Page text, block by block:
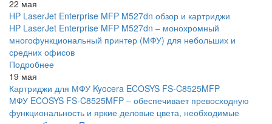
22 мая
HP LaserJet Enterprise MFP M527dn обзор и картриджи
HP LaserJet Enterprise MFP M527dn – монохромный
многофункциональный принтер (МФУ) для небольших и
средних офисов
Подробнее
19 мая
Картриджи для МФУ Kyocera ECOSYS FS-C8525MFP
МФУ ECOSYS FS-C8525MFP – обеспечивает превосходную
функциональность и яркие деловые цвета, необходимые